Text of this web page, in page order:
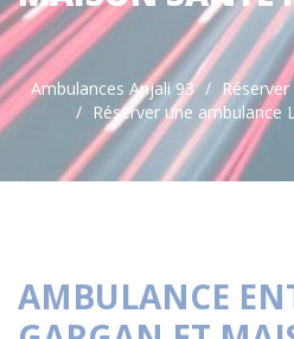
Ambulances Anjali 93
Réserver une ambulance
AMBULANCE